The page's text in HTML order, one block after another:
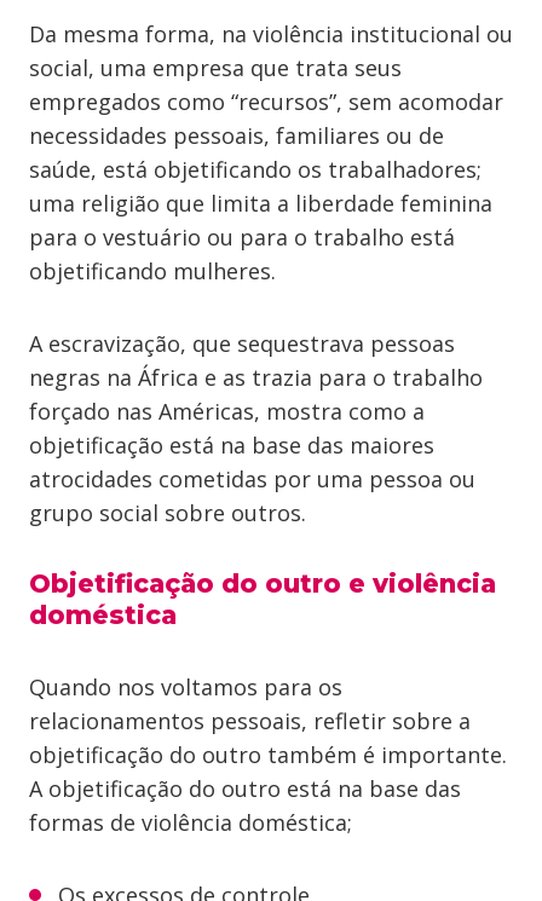
Da mesma forma, na violência institucional ou
social, uma empresa que trata seus
empregados como “recursos”, sem acomodar
necessidades pessoais, familiares ou de
saúde, está objetificando os trabalhadores;
uma religião que limita a liberdade feminina
para o vestuário ou para o trabalho está
objetificando mulheres.
A escravização, que sequestrava pessoas
negras na África e as trazia para o trabalho
forçado nas Américas, mostra como a
objetificação está na base das maiores
atrocidades cometidas por uma pessoa ou
grupo social sobre outros.
Objetificação do outro e violência
doméstica
Quando nos voltamos para os
relacionamentos pessoais, refletir sobre a
objetificação do outro também é importante.
A objetificação do outro está na base das
formas de violência doméstica;
Os excessos de controle